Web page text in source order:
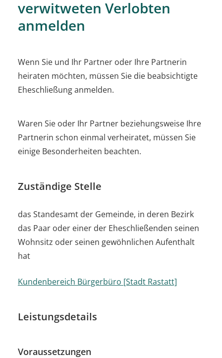
verwitweten Verlobten
anmelden
Wenn Sie und Ihr Partner oder Ihre Partnerin
heiraten möchten, müssen Sie die beabsichtigte
Eheschließung anmelden.
Waren Sie oder Ihr Partner beziehungsweise Ihre
Partnerin schon einmal verheiratet, müssen Sie
einige Besonderheiten beachten.
Zuständige Stelle
das Standesamt der Gemeinde, in deren Bezirk
das Paar oder einer der Eheschließenden seinen
Wohnsitz oder seinen gewöhnlichen Aufenthalt
hat
Kundenbereich Bürgerbüro [Stadt Rastatt]
Leistungsdetails
Voraussetzungen